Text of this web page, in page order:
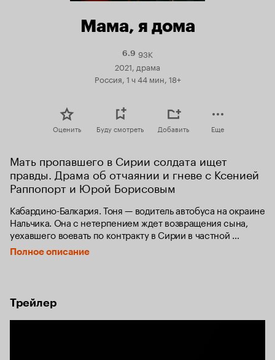
Мама, я дома
6.9Рейтинг
Кинопоиска
6.9
93K
2021, драма
Россия, 1 ч 44 мин, 18+
Оценить Буду смотреть Добавить Еще
Мать пропавшего в Сирии солдата ищет
правды. Драма об отчаянии и гневе с Ксенией
Раппопорт и Юрой Борисовым
Кабардино-Балкария. Тоня — водитель автобуса на окраине
Нальчика. Она с нетерпением ждет возвращения сына,
уехавшего воевать по контракту в Сирии в частной
военной компании. Когда Тоне сообщают, что ее сын убит,
она отказывается в это верить. В одиночку Тоня начинает
молодой человек.
Полное описание
Трейлер